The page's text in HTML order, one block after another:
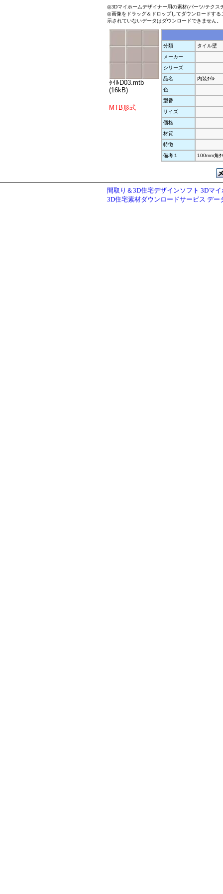
◎3Dマイホームデザイナー用の素材(パーツ/テクス
◎画像をドラッグ＆ドロップしてダウンロードす
示されていないデータはダウンロードできません。
ﾀｲﾙD03.mtb
(16kB)
MTB形式
分類
タイル壁
メーカー
シリーズ
品名
内装ﾀｲﾙ
色
型番
サイズ
価格
材質
特徴
備考１
100mm角ﾀ
間取り＆3D住宅デザインソフト 3Dマ
3D住宅素材ダウンロードサービス デー